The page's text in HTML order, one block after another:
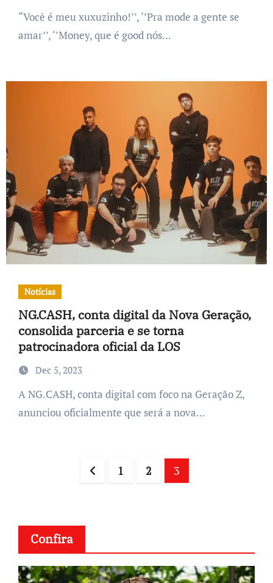
“Você é meu xuxuzinho!’’, ‘’Pra mode a gente se
amar’’, ‘’Money, que é good nós...
Notícias
NG.CASH, conta digital da Nova Geração,
consolida parceria e se torna
patrocinadora oficial da LOS
Dec 5, 2023
A NG.CASH, conta digital com foco na Geração Z,
anunciou oficialmente que será a nova...
1 2 3
Confira